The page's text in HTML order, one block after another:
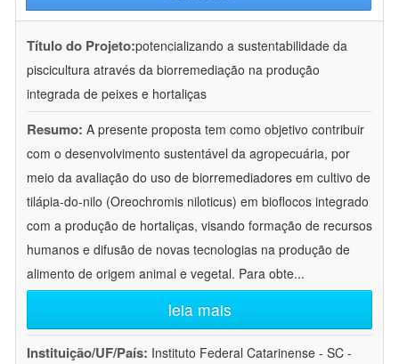
Título do Projeto:potencializando a sustentabilidade da
piscicultura através da biorremediação na produção
integrada de peixes e hortaliças
Resumo: A presente proposta tem como objetivo contribuir
com o desenvolvimento sustentável da agropecuária, por
meio da avaliação do uso de biorremediadores em cultivo de
tilápia-do-nilo (Oreochromis niloticus) em bioflocos integrado
com a produção de hortaliças, visando formação de recursos
humanos e difusão de novas tecnologias na produção de
alimento de origem animal e vegetal. Para obte...
leia mais
Instituição/UF/País: Instituto Federal Catarinense - SC -